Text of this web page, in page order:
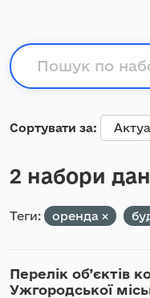
Сортувати за
2 набори
Теги: оренда
Перелік об’єктів
Ужгородської